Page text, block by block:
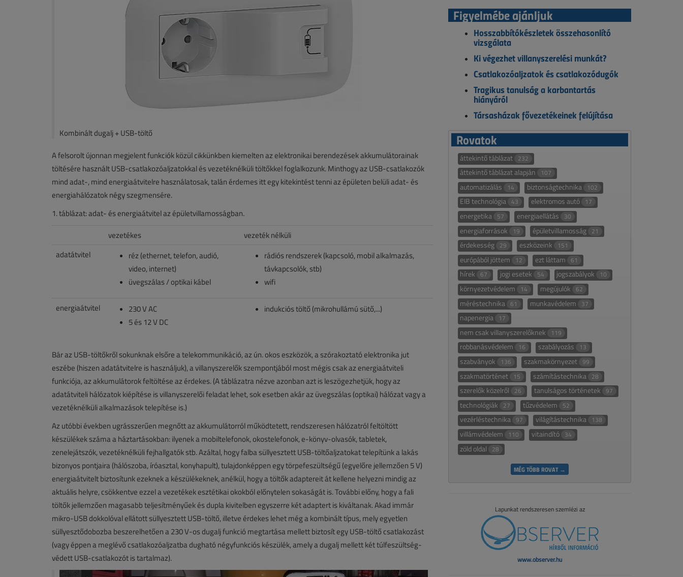
Kombinált dugalj + USB-töltő
A felsorolt újonnan megjelent funkciók közül cikkünkben kiemelten az elektronikai berendezések akkumulátorainak
töltésére használt USB-csatlakozóaljzatokkal és vezetéknélküli töltőkkel foglalkozunk. Minthogy az USB-csatlakozók
mind adat-, mind energiaátvitelre használatosak, talán érdemes itt egy kitekintést tenni az épületen belüli adat- és
energiahálózatok négy szegmensére.
1. táblázat: adat- és energiaátvitel az épületvillamosságban.
vezetékes
vezeték nélküli
adatátvitel
réz (ethernet, telefon, audió,
video, internet)
üvegszálas / optikai kábel
rádiós rendszerek (kapcsoló, mobil alkalmazás,
távkapcsolók, stb)
wifi
energiaátvitel
230 V AC
5 és 12 V DC
indukciós töltő (mikrohullámú sütő,...)
Bár az USB-töltőkről sokunknak elsőre a telekommunikáció, az ún. okos eszközök, a szórakoztató elektronika jut
eszébe (hiszen adatátvitelre is használjuk), a villanyszerelők szempontjából most mégis csak az energiaátviteli
funkciója, az akkumulátorok feltöltése az érdekes. (A táblázatra nézve azonban azt is leszögezhetjük, hogy az
adatátviteli hálózatok kiépítése is villanyszerelői feladat lehet, sok esetben akár az üvegszálas (optikai) hálózat vagy a
vezetéknélküli alkalmazások telepítése is.)
Az utóbbi években ugrásszerűen megnőtt az akkumulátorról működtetett, rendszeresen hálózatról feltöltött
készülékek száma a háztartásokban: ilyenek a mobiltelefonok, okostelefonok, e-könyv-olvasók, tabletek,
zenelejátszók, vezetéknélküli fejhallgatók stb. Azáltal, hogy falba süllyesztett USB-töltőaljzatokat telepítünk a lakás
bizonyos pontjaira (hálószoba, íróasztal, konyhapult), tulajdonképpen egy törpefeszültségű (egyelőre jellemzően 5 V)
energiaátvitelt biztosítunk ezeknek a készülékeknek, anélkül, hogy a töltők adaptereit át kellene helyezni mindig az
aktuális helyre, csökkentve ezzel a vezetékek esztétikai okokból előnytelen sokaságát is. További előny, hogy a fali
töltők jellemzően magasabb teljesítményűek és dupla kivitelben egyszerre két adaptert is kiváltanak. Akad immár
mikro-USB dokkolóval ellátott süllyesztett USB-töltő, illetve érdekes lehet még a kombinált típus, mely egyetlen
süllyesztődobozba beszerelhetően a 230 V-os dugalj funkció megtartása mellett biztosít egy USB-töltő csatlakozást
(vagy éppen a meglévő csatlakozóaljzatba dugható négyfunkciós készülék, amely a dugalj mellett két túlfeszültség-
védett USB-csatlakozót is tartalmaz).
Figyelmébe ajánljuk
Hosszabbítókészletek összehasonlító
vizsgálata
Ki végezhet villanyszerelési munkát?
Csatlakozóaljzatok és csatlakozódugók
Tragikus tanulság a karbantartás
hiányáról
Társasházak fővezetékeinek felújítása
Rovatok
áttekintő táblázat 232
áttekintő táblázat alapján 107
automatizálás 14 biztonságtechnika 102
EIB technológia 43 elektromos autó 17
energetika 57 energiaellátás 30
energiaforrások 19 épületvillamosság 21
érdekesség 29 eszközeink 151
európából jöttem 12 ezt láttam 61
hírek 67 jogi esetek 54 jogszabályok 10
környezetvédelem 14 megújulók 62
méréstechnika 61 munkavédelem 37
napenergia 17
nem csak villanyszerelőknek 119
robbanásvédelem 16 szabályozás 13
szabványok 136 szakmakörnyezet 99
szakmatörténet 15 számítástechnika 28
szerelők közelről 26 tanulságos történetek 97
technológiák 27 tűzvédelem 52
vezérléstechnika 97 világítástechnika 138
villámvédelem 110 vitaindító 34
zöld oldal 28
MÉG TÖBB ROVAT →
Lapunkat rendszeresen szemlézi az
www.observer.hu